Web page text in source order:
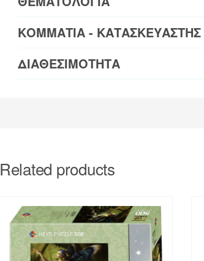
ΚΟΜΜΑΤΙΑ - ΚΑΤΑΣΚΕΥΑΣΤΗΣ
ΔΙΑΘΕΣΙΜΟΤΗΤΑ
Related products